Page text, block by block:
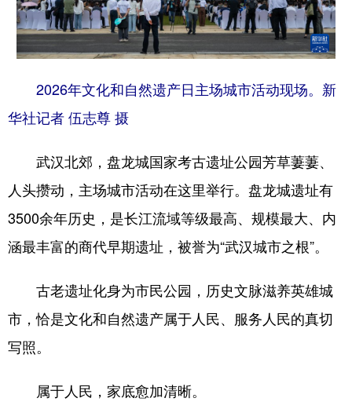
山东 河南 湖北 湖南
广东 广西 海南 重庆
四川 贵州 云南 西藏
陕西 甘肃
新疆 内蒙古 黑龙江
多语种频道
English Español Français عربى
Русский язык 日本語 한국어
Deutsch Português
2026年文化和自然遗产日主场城市活动现场。新
华社记者 伍志尊 摄
武汉北郊，盘龙城国家考古遗址公园芳草萋萋、
人头攒动，主场城市活动在这里举行。盘龙城遗址有
3500余年历史，是长江流域等级最高、规模最大、内
涵最丰富的商代早期遗址，被誉为“武汉城市之根”。
古老遗址化身为市民公园，历史文脉滋养英雄城
市，恰是文化和自然遗产属于人民、服务人民的真切
写照。
属于人民，家底愈加清晰。